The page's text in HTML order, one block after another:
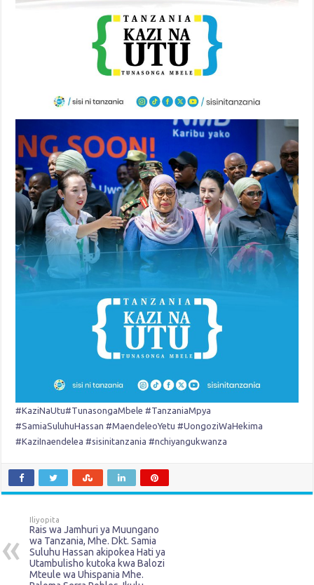
#KaziNaUtu#TunasongaMbele #TanzaniaMpya
#SamiaSuluhuHassan #MaendeleoYetu #UongoziWaHekima
#KaziInaendelea #sisinitanzania #nchiyangukwanza
Iliyopita
Rais wa Jamhuri ya Muungano
wa Tanzania, Mhe. Dkt. Samia
Suluhu Hassan akipokea Hati ya
Utambulisho kutoka kwa Balozi
Mteule wa Uhispania Mhe.